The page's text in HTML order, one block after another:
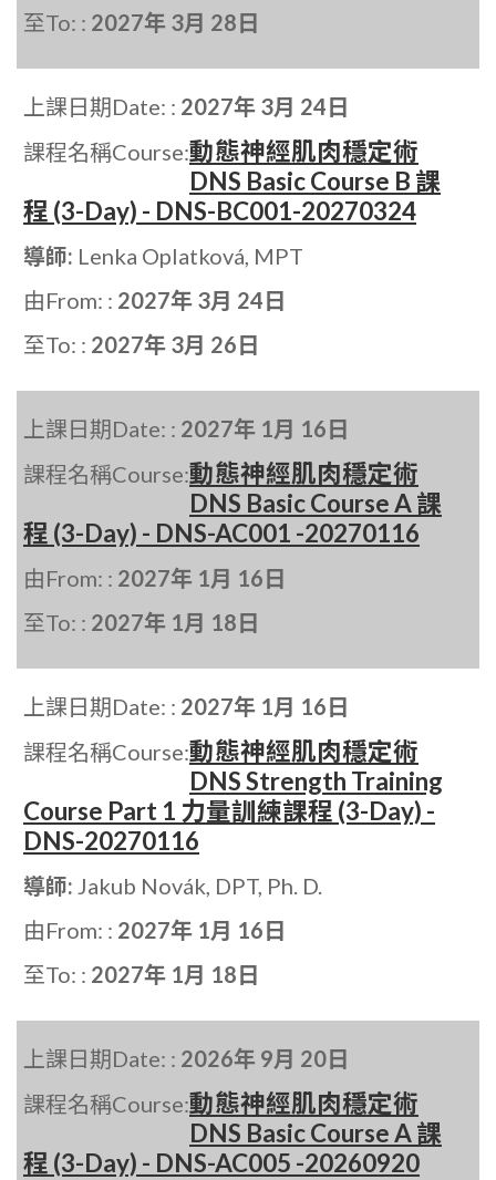
至To: : 2027年 3月 28日
上課日期Date: : 2027年 3月 24日
課程名稱Course:動態神經肌肉穩定術
DNS Basic Course B 課
程 (3-Day) - DNS-BC001-20270324
導師: Lenka Oplatková, MPT
由From: : 2027年 3月 24日
至To: : 2027年 3月 26日
上課日期Date: : 2027年 1月 16日
課程名稱Course:動態神經肌肉穩定術
DNS Basic Course A 課
程 (3-Day) - DNS-AC001 -20270116
由From: : 2027年 1月 16日
至To: : 2027年 1月 18日
上課日期Date: : 2027年 1月 16日
課程名稱Course:動態神經肌肉穩定術
DNS Strength Training
Course Part 1 力量訓練課程 (3-Day) -
DNS-20270116
導師: Jakub Novák, DPT, Ph. D.
由From: : 2027年 1月 16日
至To: : 2027年 1月 18日
上課日期Date: : 2026年 9月 20日
課程名稱Course:動態神經肌肉穩定術
DNS Basic Course A 課
程 (3-Day) - DNS-AC005 -20260920